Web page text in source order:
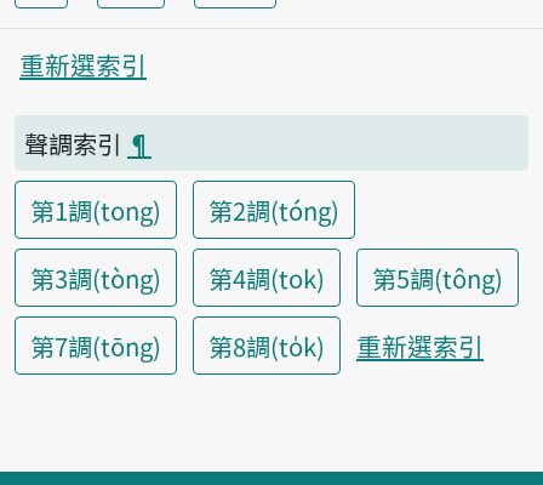
重新選索引
聲調索引 ¶
第1調(tong)
第2調(tóng)
第3調(tòng)
第4調(tok)
第5調(tông)
第7調(tōng)
第8調(to̍k) 重新選索引